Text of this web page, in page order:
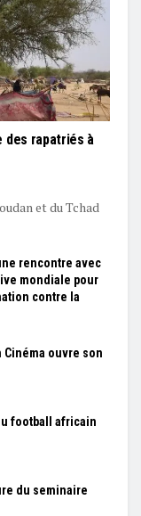
des rapatriés à
et du Tchad
rencontre avec
mondiale pour
contre la
Cinéma ouvre son
football africain
du seminaire